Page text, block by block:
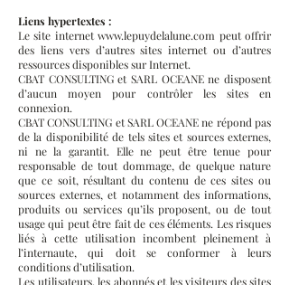
Liens hypertextes :
Le site internetwww.lepuydelalune.com peut offrir
des liens vers d’autres sites internet ou d’autres
ressources disponibles sur Internet.
CBAT CONSULTING et SARL OCEANE ne disposent
d’aucun moyen pour contrôler les sites en
connexion.
CBAT CONSULTING et SARL OCEANE ne répond pas
de la disponibilité de tels sites et sources externes,
ni ne la garantit. Elle ne peut être tenue pour
responsable de tout dommage, de quelque nature
que ce soit, résultant du contenu de ces sites ou
sources externes, et notamment des informations,
produits ou services qu’ils proposent, ou de tout
usage qui peut être fait de ces éléments. Les risques
liés à cette utilisation incombent pleinement à
l’internaute, qui doit se conformer à leurs
conditions d’utilisation.
Les utilisateurs, les abonnés et les visiteurs des sites